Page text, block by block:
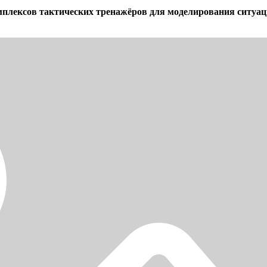
тактических тренажёров для моделирования